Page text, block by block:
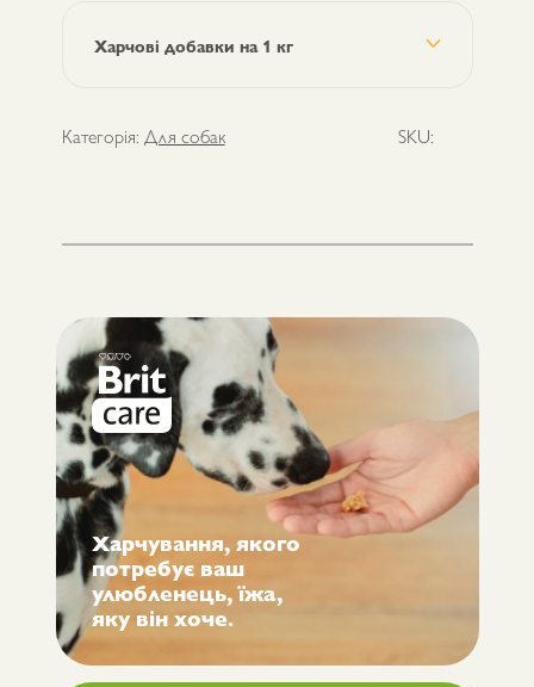
Харчові добавки на 1 кг
Категорія: Для собак SKU:
Харчування, якого
потребує ваш
улюбленець, їжа,
яку він хоче.